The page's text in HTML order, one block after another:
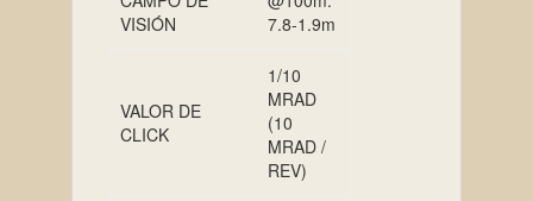
VISIÓN
7.8-1.9m
VALOR DE
CLICK
1/10
MRAD
(10
MRAD /
REV)